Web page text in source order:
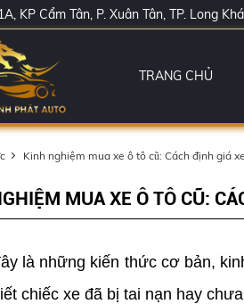
KP Cẩm Tân, P. Xuân Tân, TP. Long
TRANG CHỦ
Kinh nghiệm mua xe ô tô cũ: Cách định giá
MUA XE Ô TÔ CŨ:
là những kiến thức cơ bản,
chiếc xe đã bị tai nạn hay